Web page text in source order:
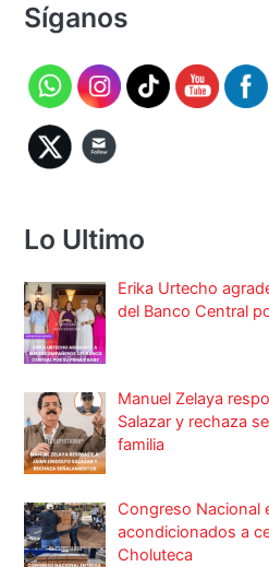
Síganos
Lo Ultimo
Erika Urtecho
del Banco Central
Manuel Zelaya
Salazar y rechaza
familia
Congreso Nacional
acondicionados a
Choluteca